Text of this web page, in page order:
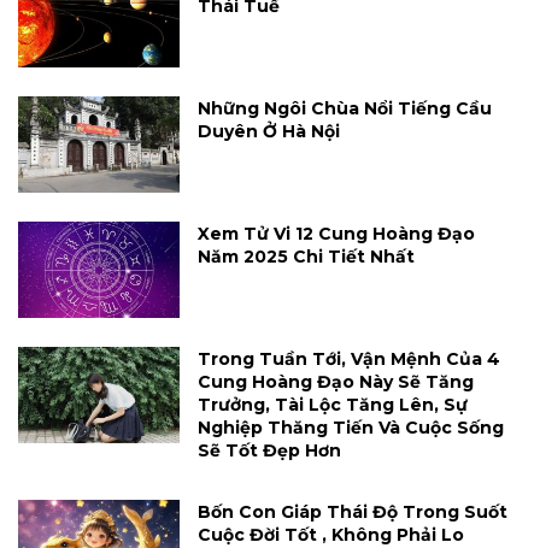
Thái Tuế
Những Ngôi Chùa Nổi Tiếng Cầu
Duyên Ở Hà Nội
Xem Tử Vi 12 Cung Hoàng Đạo
Năm 2025 Chi Tiết Nhất
Trong Tuần Tới, Vận Mệnh Của 4
Cung Hoàng Đạo Này Sẽ Tăng
Trưởng, Tài Lộc Tăng Lên, Sự
Nghiệp Thăng Tiến Và Cuộc Sống
Sẽ Tốt Đẹp Hơn
Bốn Con Giáp Thái Độ Trong Suốt
Cuộc Đời Tốt , Không Phải Lo